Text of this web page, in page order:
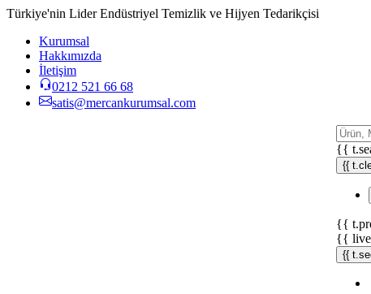
Türkiye'nin Lider Endüstriyel Temizlik ve Hijyen Tedarikçisi
Kurumsal
Hakkımızda
İletişim
0212 521 66 68
satis@mercankurumsal.com
{{
{{
{{
{{
{{